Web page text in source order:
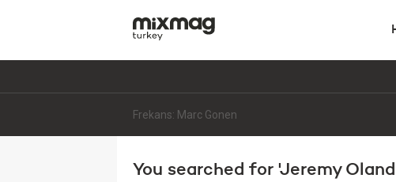
Frekans: Marc Gonen
You searched for 'Jeremy